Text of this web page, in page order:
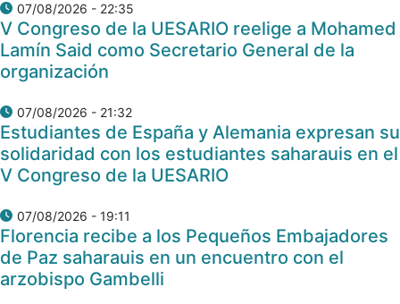
07/08/2026 - 22:35
V Congreso de la UESARIO reelige a Mohamed
Lamín Said como Secretario General de la
organización
07/08/2026 - 21:32
Estudiantes de España y Alemania expresan su
solidaridad con los estudiantes saharauis en el
V Congreso de la UESARIO
07/08/2026 - 19:11
Florencia recibe a los Pequeños Embajadores
de Paz saharauis en un encuentro con el
arzobispo Gambelli